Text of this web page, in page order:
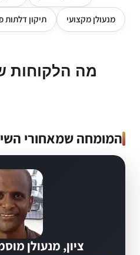
מנעולן מקצועי תיקון דלתות
מה הלקוחות
המומחה שמאחורי
ציון, מנעולן